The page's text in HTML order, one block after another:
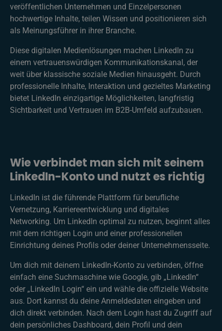
veröffentlichen Unternehmen und Einzelpersonen
hochwertige Inhalte, teilen Wissen und positionieren sich
als Meinungsführer in ihrer Branche.
Diese digitalen Medienlösungen machen LinkedIn zu
einem vertrauenswürdigen Kommunikationskanal, der
weit über klassische soziale Medien hinausgeht. Durch
professionelle Inhalte, Interaktion und gezieltes Marketing
bietet LinkedIn einzigartige Möglichkeiten, langfristig
Sichtbarkeit und Vertrauen im B2B-Umfeld aufzubauen.
Wie verbindet man sich mit seinem
LinkedIn-Konto und nutzt es richtig
LinkedIn ist die führende Plattform für berufliche
Vernetzung, Karriereentwicklung und digitales
Networking. Um LinkedIn optimal zu nutzen, beginnt alles
mit dem richtigen Login und einer professionellen
Einrichtung deines Profils oder deiner Unternehmensseite.
Um dich mit deinem LinkedIn-Konto zu verbinden, öffne
einfach eine Suchmaschine wie Google, gib „LinkedIn“
oder „LinkedIn Login“ ein und wähle die offizielle Website
aus. Dort kannst du deine Anmeldedaten eingeben und
dich direkt verbinden. Nach dem Login hast du Zugriff auf
dein persönliches Dashboard, dein Profil und dein